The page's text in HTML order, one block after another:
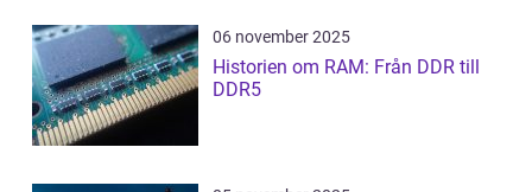
06 november 2025
Historien om RAM: Från DDR till
DDR5